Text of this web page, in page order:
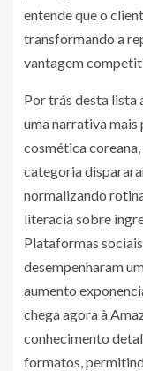
entende que o
transformando a
vantagem
Por trás desta lista
uma narrativa
cosmética coreana,
categoria
normalizando
literacia sobre
Plataformas
desempenharam
aumento
chega agora à
conhecimento
formatos,